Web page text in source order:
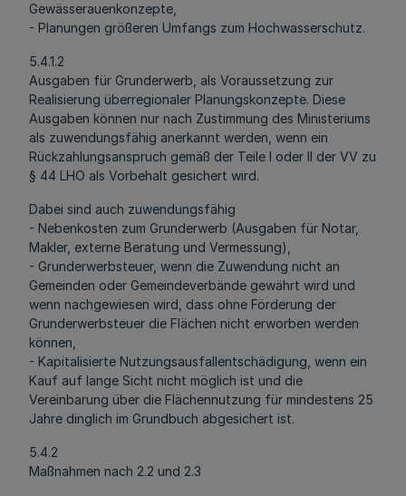
Gewässerauenkonzepte,
- Planungen größeren Umfangs zum Hochwasserschutz.
5.4.1.2
Ausgaben für Grunderwerb, als Voraussetzung zur
Realisierung überregionaler Planungskonzepte. Diese
Ausgaben können nur nach Zustimmung des Ministeriums
als zuwendungsfähig anerkannt werden, wenn ein
Rückzahlungsanspruch gemäß der Teile I oder II der VV zu
§ 44 LHO als Vorbehalt gesichert wird.
Dabei sind auch zuwendungsfähig
- Nebenkosten zum Grunderwerb (Ausgaben für Notar,
Makler, externe Beratung und Vermessung),
- Grunderwerbsteuer, wenn die Zuwendung nicht an
Gemeinden oder Gemeindeverbände gewährt wird und
wenn nachgewiesen wird, dass ohne Förderung der
Grunderwerbsteuer die Flächen nicht erworben werden
können,
- Kapitalisierte Nutzungsausfallentschädigung, wenn ein
Kauf auf lange Sicht nicht möglich ist und die
Vereinbarung über die Flächennutzung für mindestens 25
Jahre dinglich im Grundbuch abgesichert ist.
5.4.2
Maßnahmen nach 2.2 und 2.3